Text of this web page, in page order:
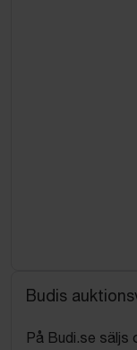
Budis
På Budi.se säljs